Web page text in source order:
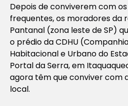
Depois de conviverem com
frequentes, os moradores da
Pantanal (zona leste de SP)
o prédio da CDHU
Habitacional e Urbano do
Portal da Serra, em
agora têm que conviver com
local.